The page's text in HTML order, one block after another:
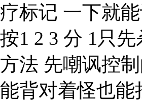
标记 一下就
1 2 3 分 1只
法 先嘲讽控
背对着怪也